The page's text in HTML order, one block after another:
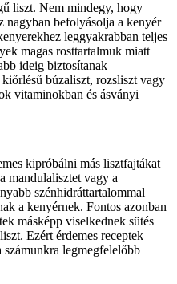
liszt. Nem mindegy, hogy
nagyban befolyásolja a kenyér
leggyakrabban teljes
magas rosttartalmuk miatt
ideig biztosítanak
búzaliszt, rozsliszt vagy
vitaminokban és ásványi
kipróbálni más lisztfajtákat
mandulalisztet vagy a
szénhidráttartalommal
a kenyérnek. Fontos azonban
másképp viselkednek sütés
Ezért érdemes receptek
számunkra legmegfelelőbb